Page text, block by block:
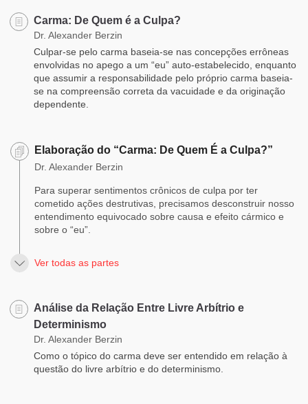
Carma: De Quem é a Culpa?
Dr. Alexander Berzin
Culpar-se pelo carma baseia-se nas concepções errôneas
envolvidas no apego a um “eu” auto-estabelecido, enquanto
que assumir a responsabilidade pelo próprio carma baseia-
se na compreensão correta da vacuidade e da originação
dependente.
Elaboração do “Carma: De Quem É a Culpa?”
Dr. Alexander Berzin
Para superar sentimentos crônicos de culpa por ter
cometido ações destrutivas, precisamos desconstruir nosso
entendimento equivocado sobre causa e efeito cármico e
sobre o “eu”.
Ver todas as partes
Análise da Relação Entre Livre Arbítrio e
Determinismo
Dr. Alexander Berzin
Como o tópico do carma deve ser entendido em relação à
questão do livre arbítrio e do determinismo.